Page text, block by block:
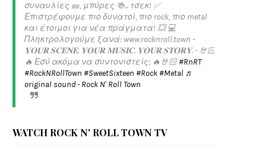
συναυλίες 🎫, μπύρες 🍻... τσεκ! ✅️
Επιστρέφουμε πιο δυνατοί, πιο rock, πιο metal
και έτοιμοι για νέα πράγματα! 💥 💻
Πληκτρολογούμε ξανά: www.rocknroll.town -
𝐘𝐎𝐔𝐑 𝐒𝐂𝐄𝐍𝐄. 𝐘𝐎𝐔𝐑 𝐌𝐔𝐒𝐈𝐂. 𝐘𝐎𝐔𝐑 𝐒𝐓𝐎𝐑𝐘. - 🤘🏻
🔥 Εσύ ακόμα να συντονιστείς; 🔥🤘🏻#RnRT
#RockNRollTown #SweetSixteen #Rock #Metal ♬
original sound - Rock N' Roll Town
WATCH ROCK N' ROLL TOWN TV